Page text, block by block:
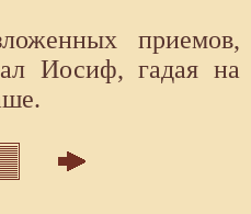
приемов,
Иосиф, гадая на